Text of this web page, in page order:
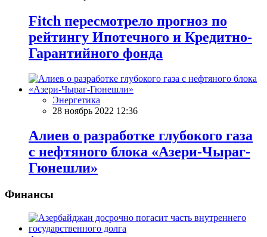
Fitch пересмотрело прогноз по
рейтингу Ипотечного и Кредитно-
Гарантийного фонда
Энергетика
28 ноябрь 2022 12:36
Алиев о разработке глубокого газа
с нефтяного блока «Азери-Чыраг-
Гюнешли»
Финансы